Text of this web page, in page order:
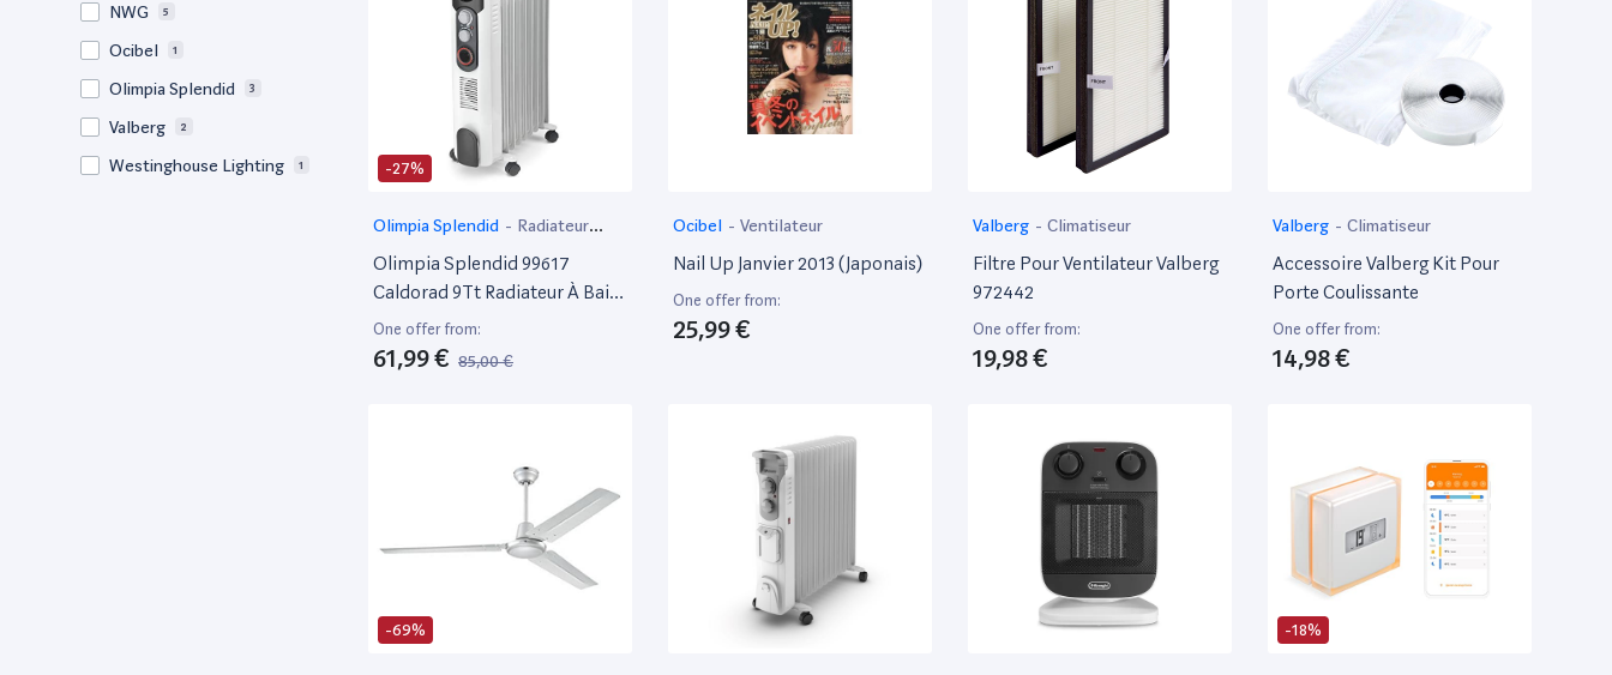
NWG 5
Ocibel 1
Olimpia Splendid 3
Valberg 2
Westinghouse Lighting 1 -27%
Olimpia Splendid - Radiateur
électrique
Olimpia Splendid 99617
Caldorad 9Tt Radiateur À Bain
D'Huile Avec Minuterie 2400 W
- 75 M³
One offer from:
61,99 € 85,00 €
Ocibel - Ventilateur
Nail Up Janvier 2013 (Japonais)
One offer from:
25,99 €
Valberg - Climatiseur
Filtre Pour Ventilateur Valberg
972442
One offer from:
19,98 €
Valberg - Climatiseur
Accessoire Valberg Kit Pour
Porte Coulissante
One offer from:
14,98 €
-69% -18%